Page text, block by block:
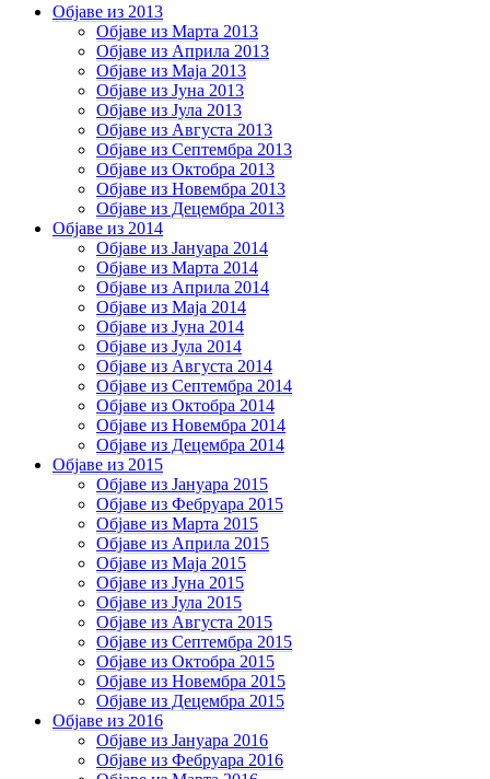
Објаве из 2013
Објаве из Марта 2013
Објаве из Априла 2013
Објаве из Маја 2013
Објаве из Јунa 2013
Објаве из Јула 2013
Објаве из Августа 2013
Објаве из Септембра 2013
Објаве из Октобра 2013
Објаве из Новембра 2013
Објаве из Децембра 2013
Објаве из 2014
Објаве из Јануара 2014
Објаве из Марта 2014
Објаве из Априла 2014
Објаве из Маја 2014
Објаве из Јуна 2014
Објаве из Јула 2014
Објаве из Августа 2014
Објаве из Септембра 2014
Објаве из Октобра 2014
Објаве из Новембра 2014
Објаве из Децембра 2014
Објаве из 2015
Објаве из Јануара 2015
Објаве из Фебруара 2015
Објаве из Марта 2015
Објаве из Априла 2015
Објаве из Маја 2015
Објаве из Јуна 2015
Објаве из Јула 2015
Објаве из Августа 2015
Објаве из Септембра 2015
Објаве из Октобра 2015
Објаве из Новембра 2015
Објаве из Децембра 2015
Објаве из 2016
Објаве из Јануара 2016
Објаве из Фебруара 2016